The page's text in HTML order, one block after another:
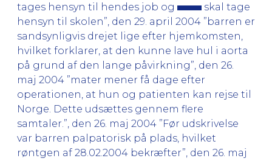
tages hensyn til hendes job og
skal tage
hensyn til skolen”, den 29. april 2004 ”barren er
sandsynligvis drejet lige efter hjemkomsten,
hvilket forklarer, at den kunne lave hul i aorta
på grund af den lange påvirkning”, den 26.
maj 2004 ”mater mener få dage efter
operationen, at hun og patienten kan rejse til
Norge. Dette udsættes gennem flere
samtaler.”, den 26. maj 2004 ”Før udskrivelse
var barren palpatorisk på plads, hvilket
røntgen af 28.02.2004 bekræfter”, den 26. maj